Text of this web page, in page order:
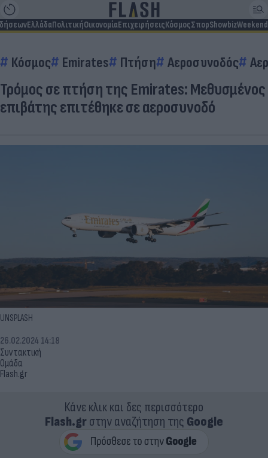
ΕλλάδαΠολιτικήΟικονομίαΕπιχειρήσειςΚόσμοςΣπορShowbizWeekend
Κόσμος Emirates Πτήση Αεροσυνοδός
Τρόμος σε πτήση της Emirates: Μεθυσμένος
επιβάτης επιτέθηκε σε αεροσυνοδό
UNSPLASH
Συντακτική
Ομάδα
Flash.gr
26.02.2024 14:18
Κάνε κλικ και δες περισσότερο
Flash.grστην αναζήτηση της Google